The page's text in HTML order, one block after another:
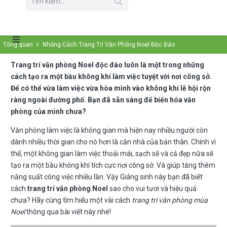
Tổng quan Những Cách Trang Trí Văn Phòng Noel Độc Đáo
Trang trí văn phòng Noel độc đáo luôn là một trong những
cách tạo ra một bầu không khí làm việc tuyệt vời nơi công sở.
Để có thể vừa làm việc vừa hòa mình vào không khí lễ hội rộn
ràng ngoài đường phố. Bạn đã sẵn sàng để biến hóa văn
phòng của mình chưa?
Văn phòng làm việc là không gian mà hiện nay nhiều người còn
dành nhiều thời gian cho nó hơn là căn nhà của bản thân. Chính vì
thế, một không gian làm việc thoải mái, sạch sẽ và cả đẹp nữa sẽ
tạo ra một bầu không khí tích cực nơi công sở. Và giúp tăng thêm
năng suất công việc nhiều lần. Vậy Giáng sinh này bạn đã biết
cách trang trí văn phòng Noel sao cho vui tươi và hiệu quả
chưa? Hãy cùng tìm hiểu một vài cách trang trí văn phòng mùa
Noelthông qua bài viết này nhé!